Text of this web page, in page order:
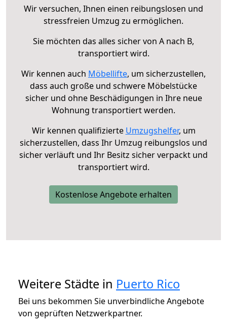
Wir versuchen, Ihnen einen reibungslosen und
stressfreien Umzug zu ermöglichen.
Sie möchten das alles sicher von A nach B,
transportiert wird.
Wir kennen auch Möbellifte, um sicherzustellen,
dass auch große und schwere Möbelstücke
sicher und ohne Beschädigungen in Ihre neue
Wohnung transportiert werden.
Wir kennen qualifizierte Umzugshelfer, um
sicherzustellen, dass Ihr Umzug reibungslos und
sicher verläuft und Ihr Besitz sicher verpackt und
transportiert wird.
Kostenlose Angebote erhalten
Weitere Städte in Puerto Rico
Bei uns bekommen Sie unverbindliche Angebote
von geprüften Netzwerkpartner.